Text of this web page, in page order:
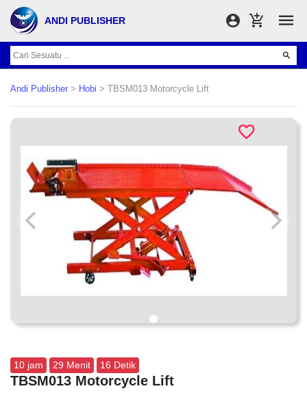
ANDI PUBLISHER
Andi Publisher > Hobi > TBSM013 Motorcycle Lift
10 jam 29 Menit 15 Detik
TBSM013 Motorcycle Lift